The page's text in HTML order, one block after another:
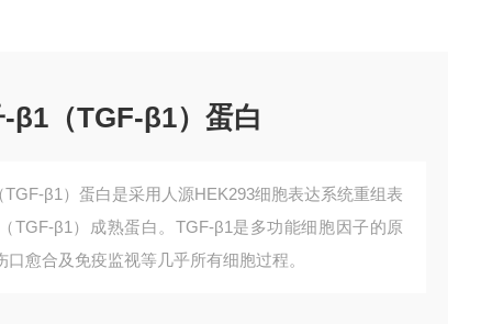
-β1（TGF-β1）蛋白
β1）蛋白是采用人源HEK293细胞表达系统重组表
TGF-β1）成熟蛋白。TGF-β1是多功能细胞因子的原
愈合及免疫监视等几乎所有细胞过程。